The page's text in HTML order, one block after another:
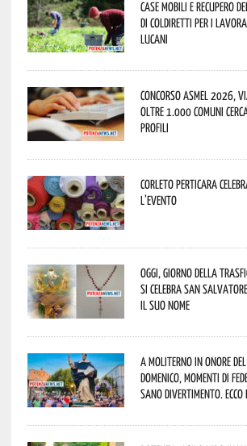
Case mobili e recupero
di Coldiretti per i
lucani
Concorso Asmel 2026,
oltre 1.000 Comuni
profili
Corleto Perticara
l’evento
Oggi, giorno della
si celebra San
il suo nome
A Moliterno in onore
Domenico, momenti di
sano divertimento.